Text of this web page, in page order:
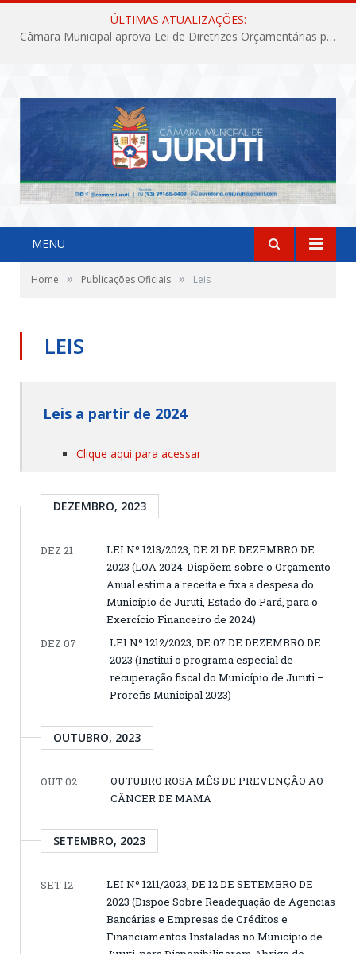
ÚLTIMAS ATUALIZAÇÕES:
Câmara Municipal aprova Lei de Diretrizes Orçamentárias para o exercício financeiro de 2027
MENU
Home » Publicações Oficiais » Leis
LEIS
Leis a partir de 2024
Clique aqui para acessar
DEZEMBRO, 2023
DEZ 21
LEI Nº 1213/2023, DE 21 DE DEZEMBRO DE
2023 (LOA 2024-Dispõem sobre o Orçamento
Anual estima a receita e fixa a despesa do
Município de Juruti, Estado do Pará, para o
Exercício Financeiro de 2024)
DEZ 07
LEI Nº 1212/2023, DE 07 DE DEZEMBRO DE
2023 (Institui o programa especial de
recuperação fiscal do Município de Juruti –
Prorefis Municipal 2023)
OUTUBRO, 2023
OUT 02
OUTUBRO ROSA MÊS DE PREVENÇÃO AO
CÂNCER DE MAMA
SETEMBRO, 2023
SET 12
LEI Nº 1211/2023, DE 12 DE SETEMBRO DE
2023 (Dispoe Sobre Readequação de Agencias
Bancárias e Empresas de Créditos e
Financiamentos Instaladas no Município de